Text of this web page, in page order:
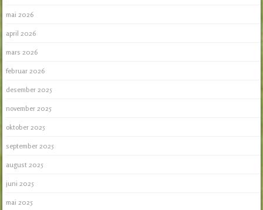
mai 2026
april 2026
mars 2026
februar 2026
desember 2025
november 2025
oktober 2025
september 2025
august 2025
juni 2025
mai 2025